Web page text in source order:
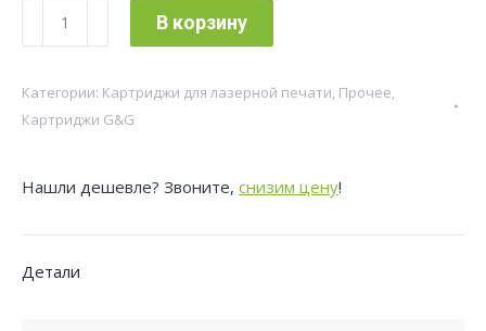
Количество
товара
лазерный
G&G
CF259A
по
В корзину
Категории: Картриджи для лазерной печати Прочее
Картриджи G&G
Нашли дешевле? Звоните, снизим цену!
Детали